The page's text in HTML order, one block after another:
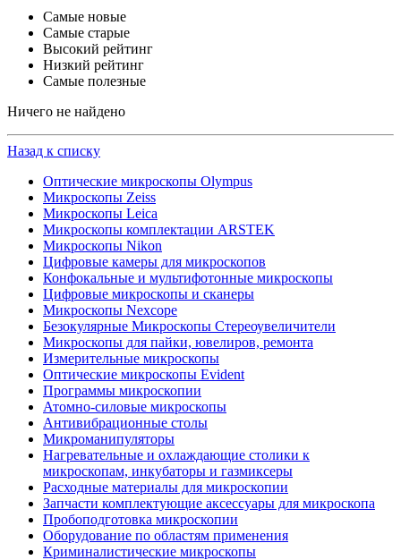
Самые новые
Самые старые
Высокий рейтинг
Низкий рейтинг
Самые полезные
Ничего не найдено
Назад к списку
Оптические микроскопы Olympus
Микроскопы Zeiss
Микроскопы Leica
Микроскопы комплектации ARSTEK
Микроскопы Nikon
Цифровые камеры для микроскопов
Конфокальные и мультифотонные микроскопы
Цифровые микроскопы и сканеры
Микроскопы Nexcope
Безокулярные Микроскопы Стереоувеличители
Микроскопы для пайки, ювелиров, ремонта
Измерительные микроскопы
Оптические микроскопы Evident
Программы микроскопии
Атомно-силовые микроскопы
Антивибрационные столы
Микроманипуляторы
Нагревательные и охлаждающие столики к
микроскопам, инкубаторы и газмиксеры
Расходные материалы для микроскопии
Запчасти комплектующие аксессуары для микроскопа
Пробоподготовка микроскопии
Оборудование по областям применения
Криминалистические микроскопы